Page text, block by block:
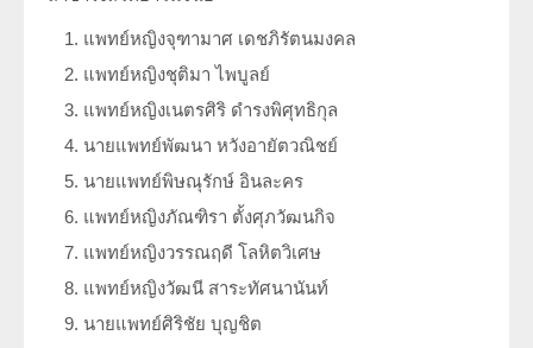
แพทย์หญิงจุฑามาศ เดชภิรัตนมงคล
แพทย์หญิงชุติมา ไพบูลย์
แพทย์หญิงเนตรศิริ ดำรงพิศุทธิกุล
นายแพทย์พัฒนา หวังอายัตวณิชย์
นายแพทย์พิษณุรักษ์ อินละคร
แพทย์หญิงภัณฑิรา ตั้งศุภวัฒนกิจ
แพทย์หญิงวรรณฤดี โลหิตวิเศษ
แพทย์หญิงวัฒนี สาระทัศนานันท์
นายแพทย์ศิริชัย บุญชิต